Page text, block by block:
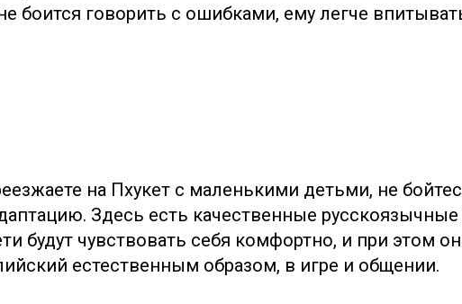
боится говорить с ошибками, ему легче
на Пхукет с маленькими детьми, не
Здесь есть качественные русскоязычные
будут чувствовать себя комфортно, и при этом
естественным образом, в игре и общении.
Real Estate. Все права защищены